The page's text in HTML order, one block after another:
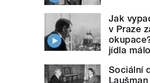
Jak
v Praze
jídla
Sociální